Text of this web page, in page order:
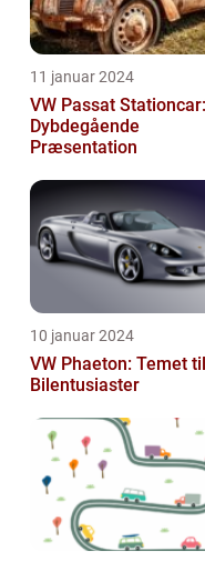
11 januar 2024
VW Passat
Dybdegående
Præsentation
10 januar 2024
VW Phaeton: Temet til
Bilentusiaster